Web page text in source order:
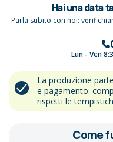
Hai una data
Parla subito con noi:
Lun - Ven
La produzione
e pagamento:
rispetti le
Come